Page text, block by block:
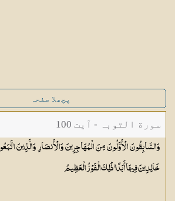
پچھلا صفحہ
سورة التوبہ - آیت 100
وَالسَّابِقُونَ الْأَوَّلُونَ مِنَ الْمُهَاجِرِينَ وَالْأَنصَارِ وَالَّذِينَ
خَالِدِينَ فِيهَا أَبَدًا ۚ ذَٰلِكَ الْفَوْزُالْعَظِيمُ